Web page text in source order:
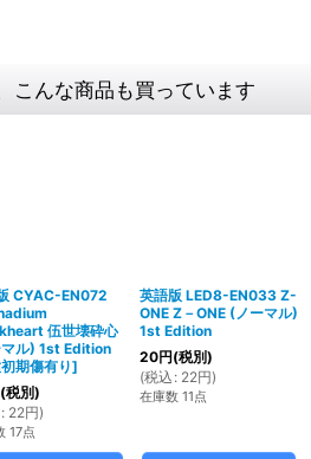
こんな商品も買っています
CYAC-EN072
伍世壊砕心
ル) 1st Edition
期傷有り]
(税別)
: 22円)
17点
英語版 LED8-EN033 Z-
ONE Z－ONE (ノーマル)
1st Edition
20円(税別)
(税込 : 22円)
在庫数 11点